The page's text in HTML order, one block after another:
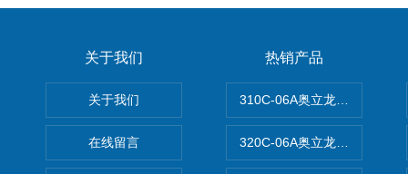
关于我们
关于我们
在线留言
热销产品
310C-06A奥立龙实验室台式
320C-06A奥立龙实验室便携